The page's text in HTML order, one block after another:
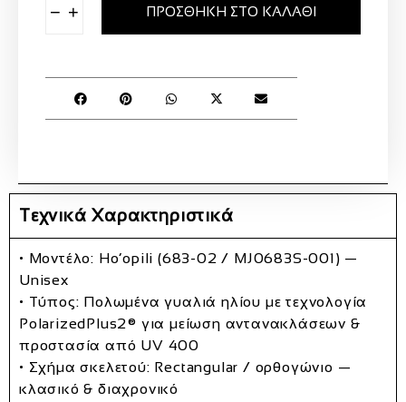
− + ΠΡΟΣΘΉΚΗ ΣΤΟ ΚΑΛΆΘΙ
Τεχνικά Χαρακτηριστικά
• Μοντέλο: Ho’opili (683-02 / MJ0683S-001) —
Unisex
• Τύπος: Πολωμένα γυαλιά ηλίου με τεχνολογία
PolarizedPlus2® για μείωση αντανακλάσεων &
προστασία από UV 400
• Σχήμα σκελετού: Rectangular / ορθογώνιο —
κλασικό & διαχρονικό